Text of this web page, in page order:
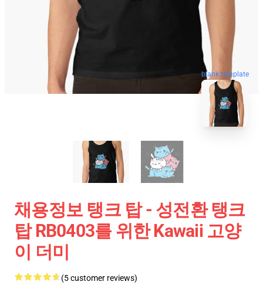
blank template
채용정보 탱크 탑 - 성전환 탱크
탑 RB0403를 위한 Kawaii 고양
이 더미
(5 customer reviews)